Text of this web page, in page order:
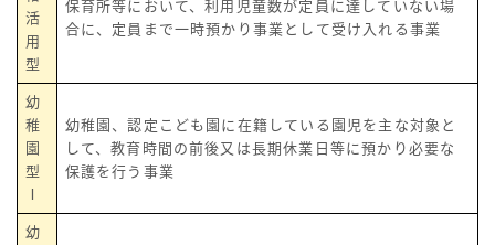
活
用
型
保育所等において、利用児童数が定員に達していない場
合に、定員まで一時預かり事業として受け入れる事業
幼
稚
園
型
Ⅰ
幼稚園、認定こども園に在籍している園児を主な対象と
して、教育時間の前後又は長期休業日等に預かり必要な
保護を行う事業
幼